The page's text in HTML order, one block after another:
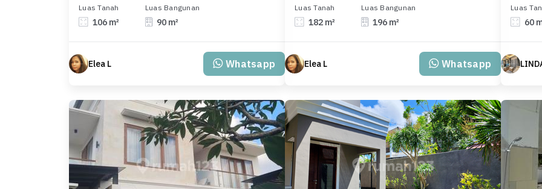
Luas Tanah
106 m²
Luas Bangunan
90 m²
Elea L Whatsapp
Luas Tanah
182 m²
Luas Bangunan
196 m²
Elea L Whatsapp
Luas
60